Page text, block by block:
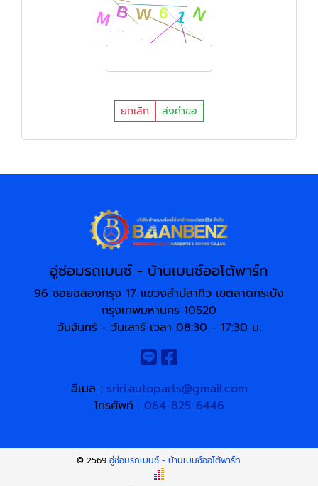
ยกเลิก ส่งคำขอ
อู่ซ่อมรถเบนซ์ - บ้านเบนซ์ออโต้พาร์ท
96 ซอยฉลองกรุง 17 แขวงลำปลาทิว เขตลาดกระบัง
กรุงเทพมหานคร 10520
วันจันทร์ - วันเสาร์ เวลา 08:30 - 17:30 น.
อีเมล : sriri.autoparts@gmail.com
โทรศัพท์ : 064-825-6446
© 2569อู่ซ่อมรถเบนซ์ - บ้านเบนซ์ออโต้พาร์ท